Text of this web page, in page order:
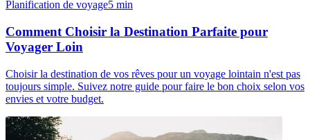
Planification de voyage5 min
Comment Choisir la Destination Parfaite pour
Voyager Loin
Choisir la destination de vos rêves pour un voyage lointain n'est pas
toujours simple. Suivez notre guide pour faire le bon choix selon vos
envies et votre budget.